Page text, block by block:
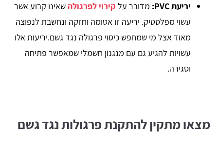
יריעת PVC: מדובר על קירוי לפרגולהשאינו קבוע אשר
עשוי מפלסטיק. יריעה זו אטומה וחזקה ונחשבת לנפוצה
מאוד אצל מי שמחפש כיסוי פרגולה נגד גשם.יריעות אלו
עשויות להגיע גם עם מנגנון חשמלי שמאפשר פתיחה
וסגירה.
מצאו מתקין להתקנת פרגולות נגד גשם